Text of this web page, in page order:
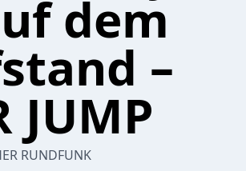
dem
–
JUMP
RUNDFUNK